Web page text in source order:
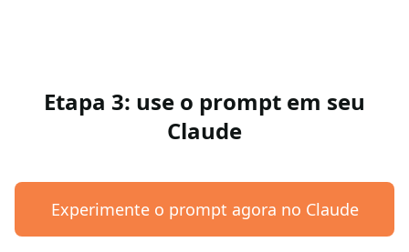
Etapa 3: use o prompt em seu
Claude
Experimente o prompt agora no Claude